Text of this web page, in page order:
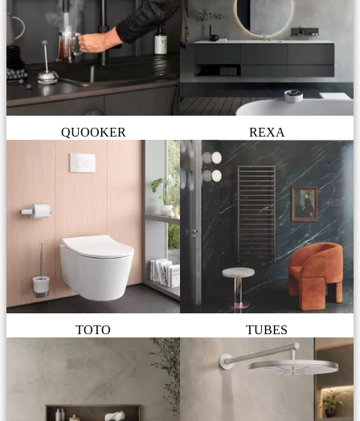
QUOOKER REXA
TOTO TUBES